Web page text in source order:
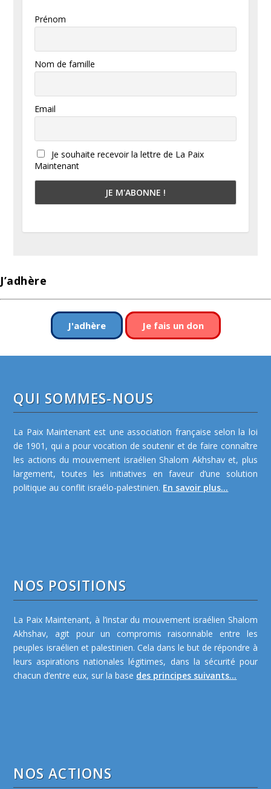
Prénom
Nom de famille
Email
Je souhaite recevoir la lettre de La Paix
Maintenant
J’adhère
J'adhère Je fais un don
QUI SOMMES-NOUS
La Paix Maintenant est une association française selon la loi
de 1901, qui a pour vocation de soutenir et de faire connaître
les actions du mouvement israélien Shalom Akhshav et, plus
largement, toutes les initiatives en faveur d’une solution
politique au conflit israélo-palestinien. En savoir plus...
NOS POSITIONS
La Paix Maintenant, à l’instar du mouvement israélien Shalom
Akhshav, agit pour un compromis raisonnable entre les
peuples israélien et palestinien. Cela dans le but de répondre à
leurs aspirations nationales légitimes, dans la sécurité pour
chacun d’entre eux, sur la base des principes suivants...
NOS ACTIONS